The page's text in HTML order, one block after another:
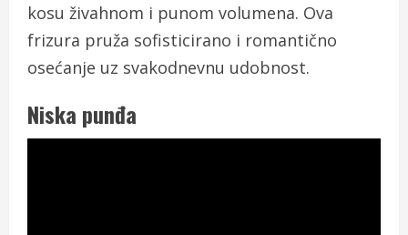
kosu živahnom i punom volumena. Ova
frizura pruža sofisticirano i romantično
osećanje uz svakodnevnu udobnost.
Niska punđa